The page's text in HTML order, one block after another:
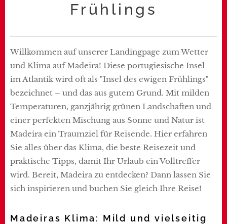
Frühlings
Willkommen auf unserer Landingpage zum Wetter
und Klima auf Madeira! Diese portugiesische Insel
im Atlantik wird oft als "Insel des ewigen Frühlings"
bezeichnet – und das aus gutem Grund. Mit milden
Temperaturen, ganzjährig grünen Landschaften und
einer perfekten Mischung aus Sonne und Natur ist
Madeira ein Traumziel für Reisende. Hier erfahren
Sie alles über das Klima, die beste Reisezeit und
praktische Tipps, damit Ihr Urlaub ein Volltreffer
wird. Bereit, Madeira zu entdecken? Dann lassen Sie
sich inspirieren und buchen Sie gleich Ihre Reise!
Madeiras Klima: Mild und vielseitig